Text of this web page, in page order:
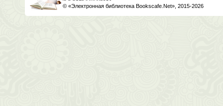
© «Электронная библиотека Bookscafe.Net», 2015-2026